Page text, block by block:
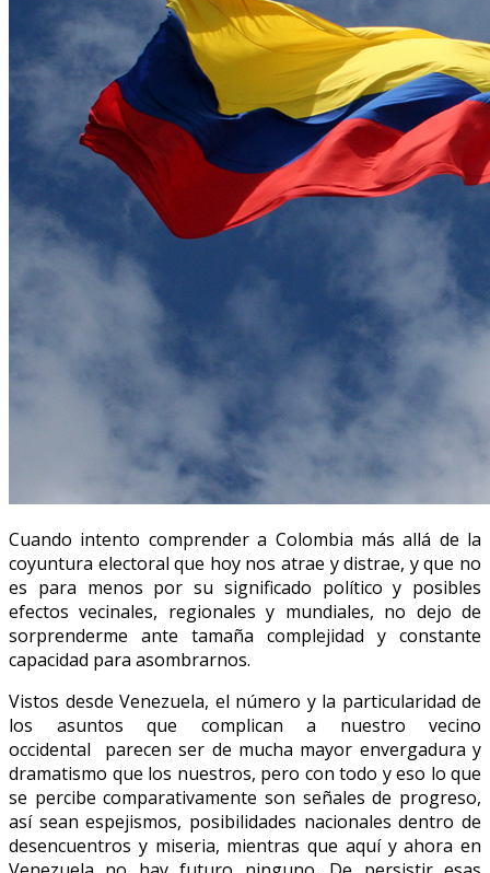
Cuando intento comprender a Colombia más allá de la
coyuntura electoral que hoy nos atrae y distrae, y que no
es para menos por su significado político y posibles
efectos vecinales, regionales y mundiales, no dejo de
sorprenderme ante tamaña complejidad y constante
capacidad para asombrarnos.
Vistos desde Venezuela, el número y la particularidad de
los asuntos que complican a nuestro vecino
occidental parecen ser de mucha mayor envergadura y
dramatismo que los nuestros, pero con todo y eso lo que
se percibe comparativamente son señales de progreso,
así sean espejismos, posibilidades nacionales dentro de
desencuentros y miseria, mientras que aquí y ahora en